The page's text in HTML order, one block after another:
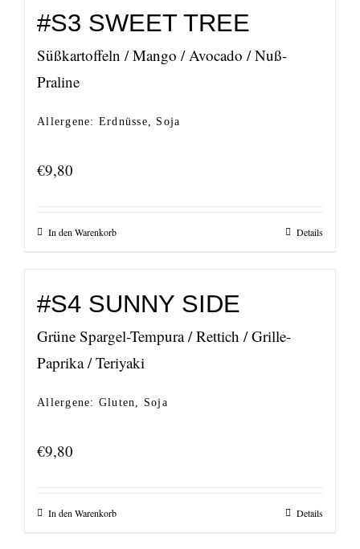
#S3 SWEET TREE
Süßkartoffeln / Mango / Avocado / Nuß-
Praline
Allergene: Erdnüsse, Soja
€9,80
In den Warenkorb Details
#S4 SUNNY SIDE
Grüne Spargel-Tempura / Rettich / Grille-
Paprika / Teriyaki
Allergene: Gluten, Soja
€9,80
In den Warenkorb Details